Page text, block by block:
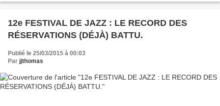
12e FESTIVAL DE JAZZ : LE RECORD DES
RÉSERVATIONS (DÉJÀ) BATTU.
Publié le 25/03/2015 à 00:03
Par jjthomas